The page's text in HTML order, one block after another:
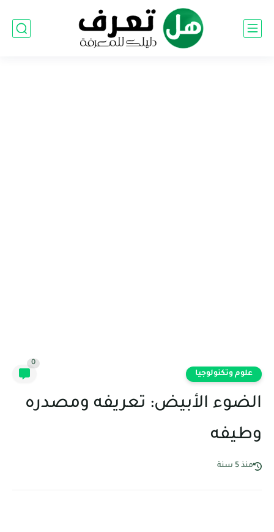
علوم وتكنولوجيا
0
الضوء الأبيض: تعريفه ومصدره
وطيفه
منذ 5 سنة